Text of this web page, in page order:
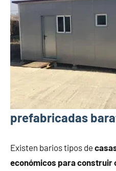
prefabricadas
Existen barios tipos de
económicos para construir